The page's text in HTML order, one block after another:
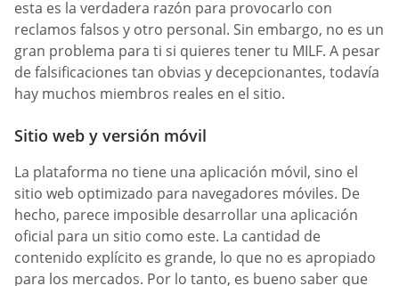
esta es la verdadera razón para provocarlo con
reclamos falsos y otro personal. Sin embargo, no es un
gran problema para ti si quieres tener tu MILF. A pesar
de falsificaciones tan obvias y decepcionantes, todavía
hay muchos miembros reales en el sitio.
Sitio web y versión móvil
La plataforma no tiene una aplicación móvil, sino el
sitio web optimizado para navegadores móviles. De
hecho, parece imposible desarrollar una aplicación
oficial para un sitio como este. La cantidad de
contenido explícito es grande, lo que no es apropiado
para los mercados. Por lo tanto, es bueno saber que